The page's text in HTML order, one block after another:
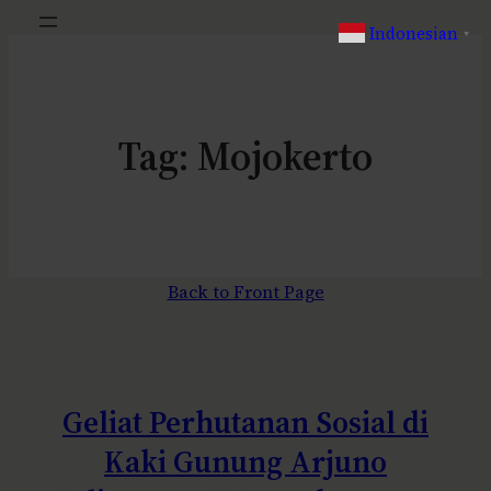
Tag: Mojokerto
Back to Front Page
Geliat Perhutanan Sosial di
Kaki Gunung Arjuno
Indonesian ▼